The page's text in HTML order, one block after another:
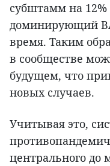
субштамм на 12%
доминирующий
время. Таким
в сообществе
будущем, что
новых случаев.
Учитывая это,
центрального до